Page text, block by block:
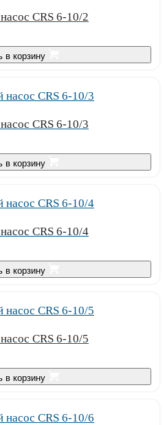
CRS 6-10/2
в корзину
CRS 6-10/3
в корзину
CRS 6-10/4
в корзину
CRS 6-10/5
в корзину